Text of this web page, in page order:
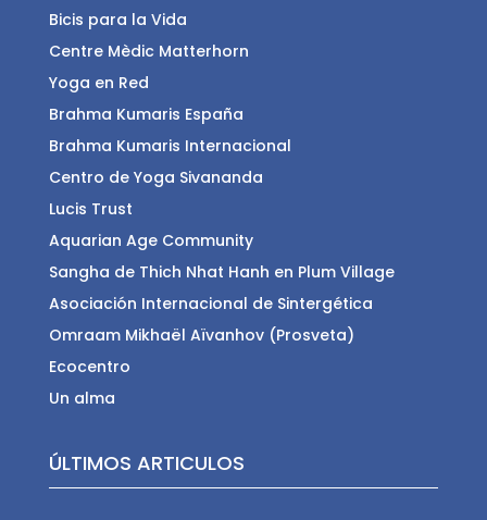
Bicis para la Vida
Centre Mèdic Matterhorn
Yoga en Red
Brahma Kumaris España
Brahma Kumaris Internacional
Centro de Yoga Sivananda
Lucis Trust
Aquarian Age Community
Sangha de Thich Nhat Hanh en Plum Village
Asociación Internacional de Sintergética
Omraam Mikhaël Aïvanhov (Prosveta)
Ecocentro
Un alma
ÚLTIMOS ARTICULOS